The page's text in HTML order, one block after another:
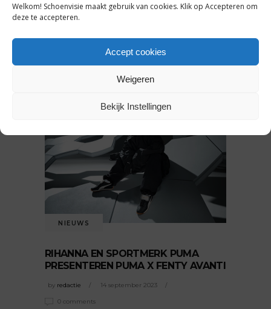
Welkom! Schoenvisie maakt gebruik van cookies. Klik op Accepteren om
deze te accepteren.
Accept cookies
Weigeren
Bekijk Instellingen
Tags:
Barbie
NIEUWS
RIHANNA EN SPORTMERK PUMA
PRESENTEREN PUMA X FENTY AVANTI
by redactie 14 september 2023
0 comments